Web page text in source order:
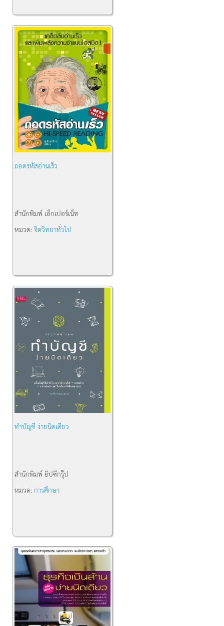
ถอดรหัสอ่านเร็ว
สำนักพิมพ์ เอ็กเปอร์เน็ท
หมวด:จิตวิทยาทั่วไป
ทำบัญชี ง่ายนิดเดียว
สำนักพิมพ์ ยิปซีกรุ๊ป
หมวด:การศึกษา